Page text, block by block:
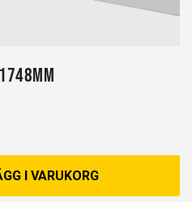
I VARUKORG